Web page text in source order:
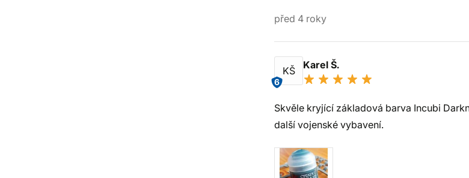
před 4 roky
KŠ
6
Karel Š.
Skvěle kryjící základová barva Incubi
další vojenské vybavení.